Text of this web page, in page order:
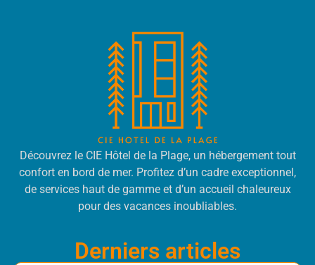
Découvrez le CIE Hôtel de la Plage, un hébergement tout
confort en bord de mer. Profitez d’un cadre exceptionnel,
de services haut de gamme et d’un accueil chaleureux
pour des vacances inoubliables.
Derniers articles